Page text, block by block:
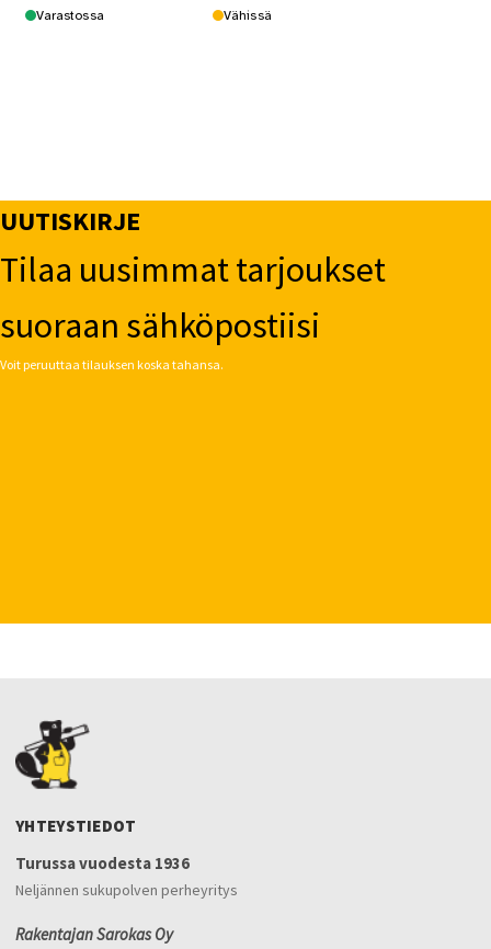
Varastossa Vähissä
UUTISKIRJE
Tilaa uusimmat tarjoukset
suoraan sähköpostiisi
Voit peruuttaa tilauksen koska tahansa.
YHTEYSTIEDOT
Turussa vuodesta 1936
Neljännen sukupolven perheyritys
Rakentajan Sarokas Oy